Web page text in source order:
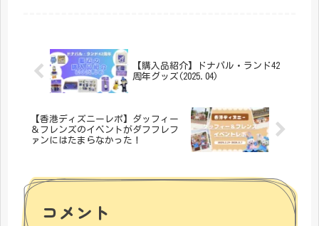
【購入品紹介】ドナパル・ランド42
周年グッズ(2025.04)
【香港ディズニーレポ】ダッフィー
＆フレンズのイベントがダフフレフ
ァンにはたまらなかった！
コメント